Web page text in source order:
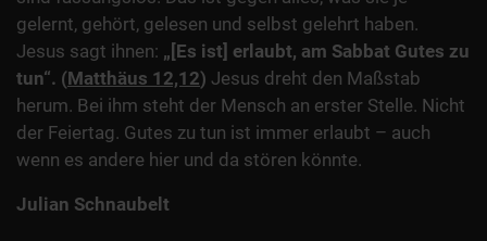
gelernt, gehört, gelesen und selbst gelehrt haben.
Jesus sagt ihnen: „[Es ist] erlaubt, am Sabbat Gutes zu
tun“. (Matthäus 12,12) Jesus dreht den Maßstab
herum. Bei ihm steht der Mensch an erster Stelle. Nicht
der Feiertag. Gutes zu tun ist immer erlaubt – auch
wenn es andere hier und da stören könnte.
Julian Schnaubelt